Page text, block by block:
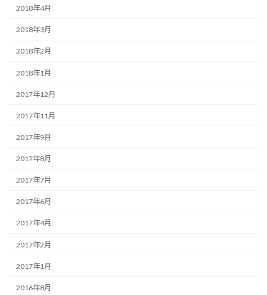
2018年4月
2018年3月
2018年2月
2018年1月
2017年12月
2017年11月
2017年9月
2017年8月
2017年7月
2017年6月
2017年4月
2017年2月
2017年1月
2016年8月